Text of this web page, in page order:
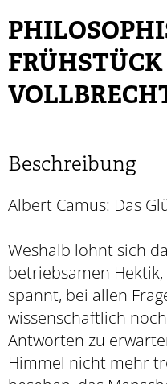
Beschreibung
Albert Camus: Das
Weshalb lohnt sich
betriebsamen
spannt, bei allen
wissenschaftlich
Antworten zu
Himmel nicht mehr